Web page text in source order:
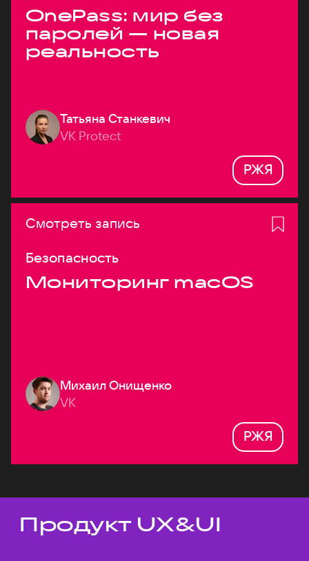
OnePass: мир без
паролей — новая
реальность
Татьяна Станкевич
VK Protect
РЖЯ
Смотреть запись
Безопасность
Мониторинг macOS
Михаил Онищенко
VK
РЖЯ
Темы докладов
Продукт UX&UI